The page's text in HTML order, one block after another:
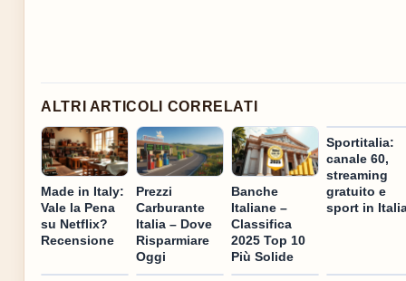
ALTRI ARTICOLI CORRELATI
Made in Italy:
Vale la Pena
su Netflix?
Recensione
Prezzi
Carburante
Italia – Dove
Risparmiare
Oggi
Banche
Italiane –
Classifica
2025 Top 10
Più Solide
Sportitalia:
canale 60,
streaming
gratuito e
sport in